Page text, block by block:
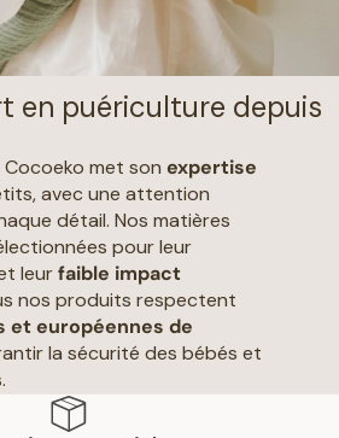
en puériculture depuis
Cocoeko met son expertise
avec une attention
détail. Nos matières
pour leur
leurfaible impact
nos produits respectent
et européennes de
la sécurité des bébés et